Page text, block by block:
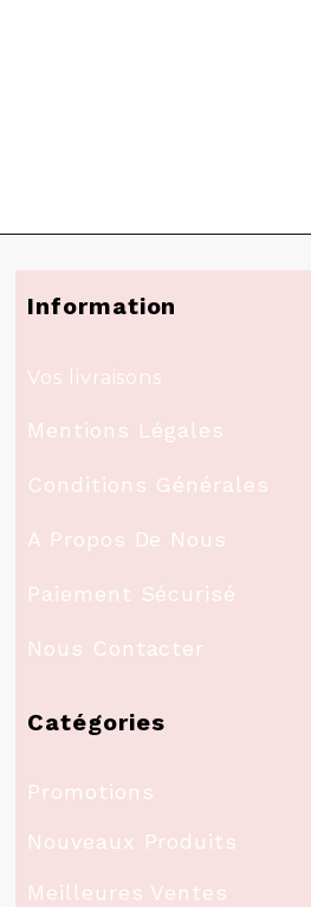
Information
Vos livraisons
Mentions Légales
Conditions Générales
A Propos De Nous
Paiement Sécurisé
Nous Contacter
Catégories
Promotions
Nouveaux Produits
Meilleures Ventes